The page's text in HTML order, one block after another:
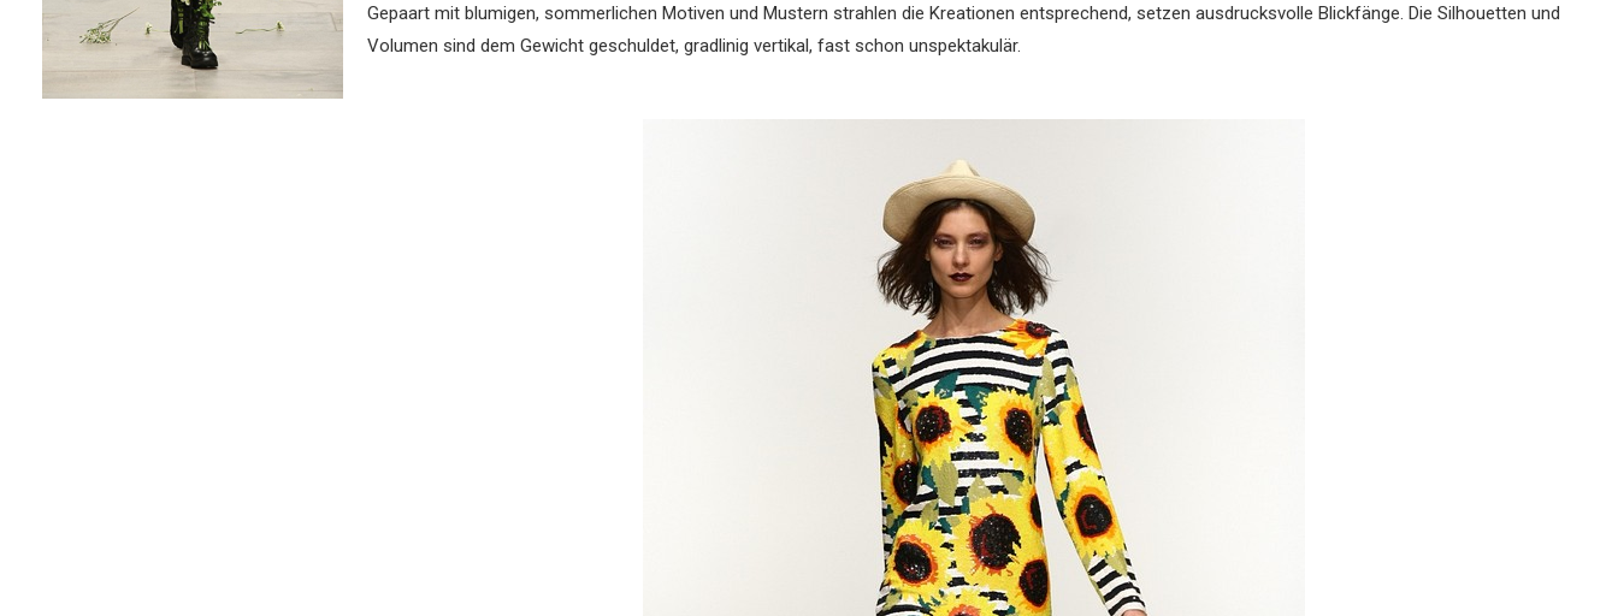
Gepaart mit blumigen, sommerlichen Motiven und Mustern strahlen die Kreationen entsprechend, setzen ausdrucksvolle Blickfänge. Die Silhouetten und
Volumen sind dem Gewicht geschuldet, gradlinig vertikal, fast schon unspektakulär.